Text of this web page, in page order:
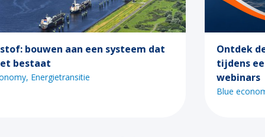
Ontdek de mogelijkheden van Call 2
tijdens een van de Maritiem Masterplan
webinars
Energietransitie